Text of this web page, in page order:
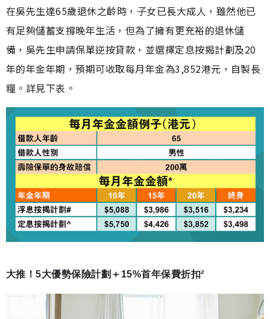
在吳先生達65歲退休之齡時，子女已長大成人，雖然他已
有足夠儲蓄支撐晚年生活，但為了擁有更充裕的退休儲
備，吳先生申請保單逆按貸款，並選擇定息按揭計劃及20
年的年金年期，預期可收取每月年金為3,852港元，自製長
糧。詳見下表。
大推！5大優勢保險計劃＋15%首年保費折扣²